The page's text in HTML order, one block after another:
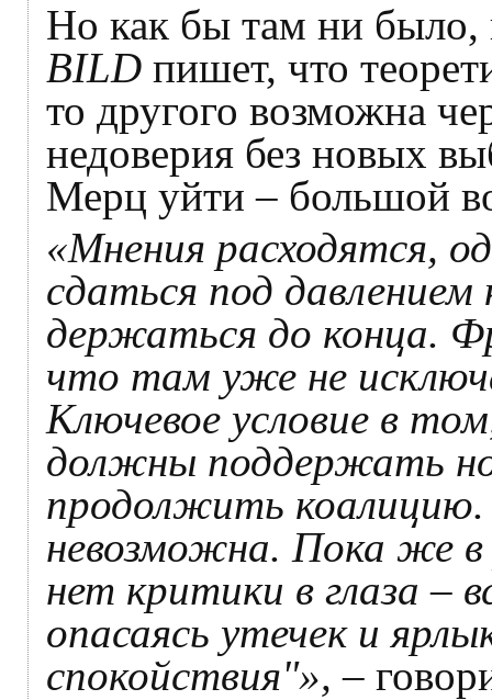
Но как бы там ни было,
BILD пишет, что
то другого возможна
недоверия без новых
Мерц уйти – большой
«Мнения расходятся,
сдаться под
держаться до конца.
что там уже не
Ключевое условие в
должны поддержать
продолжить коалицию.
невозможна. Пока же в
нет критики в глаза –
опасаясь утечек и
спокойствия"», –